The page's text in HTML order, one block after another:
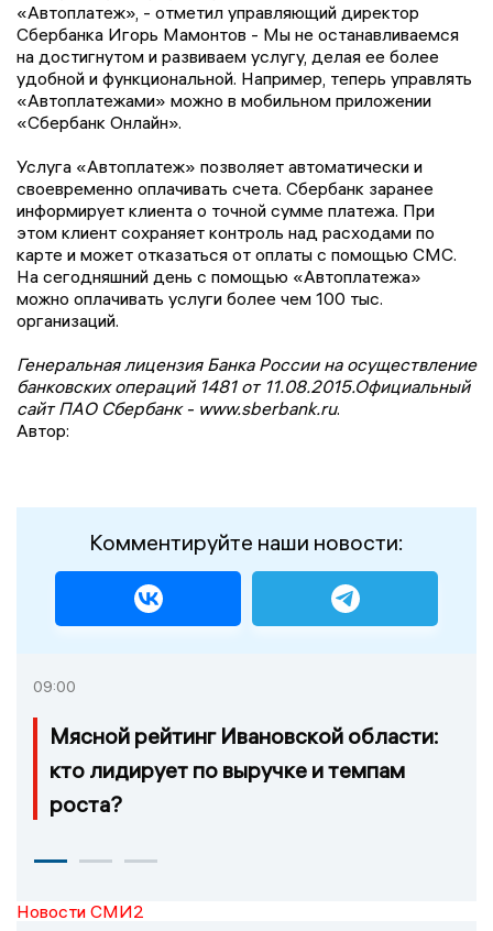
«Автоплатеж», - отметил управляющий директор
Сбербанка Игорь Мамонтов - Мы не останавливаемся
на достигнутом и развиваем услугу, делая ее более
удобной и функциональной. Например, теперь управлять
«Автоплатежами» можно в мобильном приложении
«Сбербанк Онлайн».
Услуга «Автоплатеж» позволяет автоматически и
своевременно оплачивать счета. Сбербанк заранее
информирует клиента о точной сумме платежа. При
этом клиент сохраняет контроль над расходами по
карте и может отказаться от оплаты с помощью СМС.
На сегодняшний день с помощью «Автоплатежа»
можно оплачивать услуги более чем 100 тыс.
организаций.
Генеральная лицензия Банка России на осуществление
банковских операций 1481 от 11.08.2015.Официальный
сайт ПАО Сбербанк - www.sberbank.ru.
Автор:
Комментируйте наши новости:
09:00
Мясной рейтинг Ивановской области:
кто лидирует по выручке и темпам
роста?
Новости СМИ2